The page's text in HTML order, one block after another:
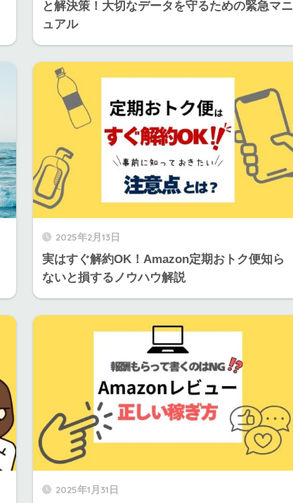
と解決策！大切なデータを守るための緊急マニ
ュアル
2025年2月13日
実はすぐ解約OK！Amazon定期おトク便知ら
ないと損するノウハウ解説
2025年1月31日